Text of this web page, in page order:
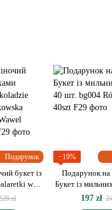
Подарунок
букет із
w
zł
−19%
Подарунок на
Букет із
шт.
197 zł